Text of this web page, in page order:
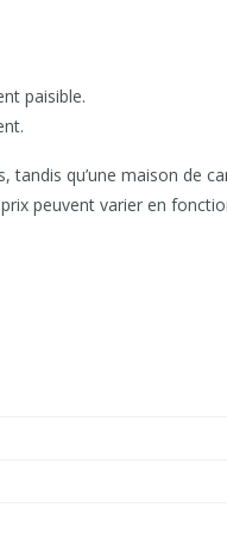
paisible.
qu’une maison de
peuvent varier en